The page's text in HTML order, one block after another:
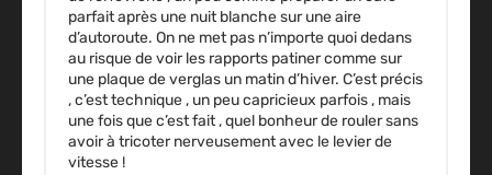
parfait après une nuit blanche sur une aire
d’autoroute. On ne met pas n’importe quoi dedans
au risque de voir les rapports patiner comme sur
une plaque de verglas un matin d’hiver. C’est précis
, c’est technique , un peu capricieux parfois , mais
une fois que c’est fait , quel bonheur de rouler sans
avoir à tricoter nerveusement avec le levier de
vitesse !